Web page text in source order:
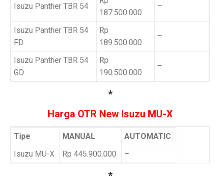
Isuzu Panther TBR 54
187.500.000
–
Isuzu Panther TBR 54
FD
Rp
189.500.000
–
Isuzu Panther TBR 54
GD
Rp
190.500.000
–
*
Harga OTR New Isuzu MU-X
Tipe MANUAL
AUTOMATIC
Isuzu MU-X
Rp 445.900.000 –
*